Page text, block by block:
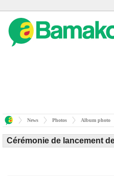
News Photos Album photo
Cérémonie de lancement